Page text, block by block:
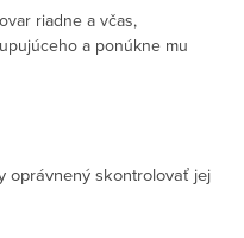
riadne a včas,
a ponúkne mu
oprávnený skontrolovať jej